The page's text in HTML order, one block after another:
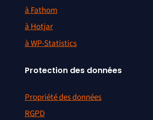
à Fathom
à Hotjar
à WP-Statistics
Protection des données
Propriété des données
RGPD